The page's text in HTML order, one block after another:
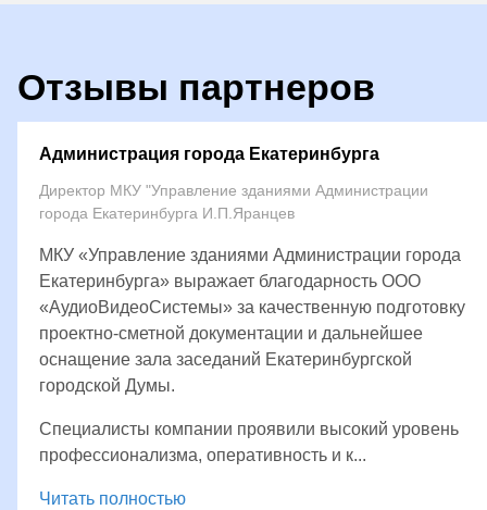
Отзывы партнеров
Администрация города Екатеринбурга
Директор МКУ "Управление зданиями Администрации
города Екатеринбурга И.П.Яранцев
МКУ «Управление зданиями Администрации города
Екатеринбурга» выражает благодарность ООО
«АудиоВидеоСистемы» за качественную подготовку
проектно-сметной документации и дальнейшее
оснащение зала заседаний Екатеринбургской
городской Думы.
Специалисты компании проявили высокий уровень
профессионализма, оперативность и к...
Читать полностью